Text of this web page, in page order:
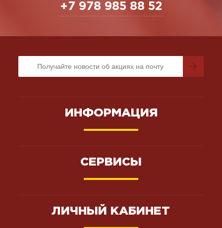
+7 978 985 88 52
ИНФОРМАЦИЯ
СЕРВИСЫ
ЛИЧНЫЙ КАБИНЕТ